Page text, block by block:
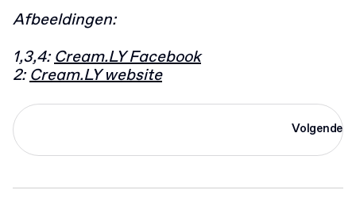
Afbeeldingen:
1,3,4:Cream.LY Facebook
2:Cream.LY website
Volgende